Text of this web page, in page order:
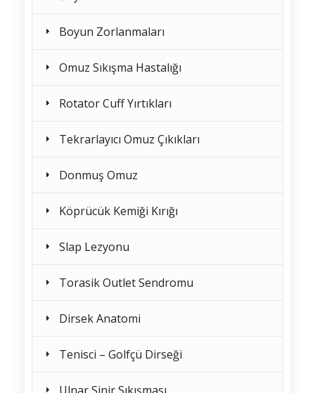
Boyun Zorlanmaları
Omuz Sıkışma Hastalığı
Rotator Cuff Yırtıkları
Tekrarlayıcı Omuz Çıkıkları
Donmuş Omuz
Köprücük Kemiği Kırığı
Slap Lezyonu
Torasik Outlet Sendromu
Dirsek Anatomi
Tenisci – Golfçü Dirseği